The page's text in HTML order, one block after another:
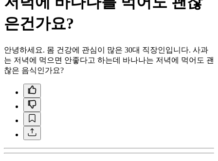
은건가요?
안녕하세요. 몸 건강에 관심이 많은 30대 직장인입니다. 사과
는 저녁에 먹으면 안좋다고 하는데 바나나는 저녁에 먹어도 괜
찮은 음식인가요?